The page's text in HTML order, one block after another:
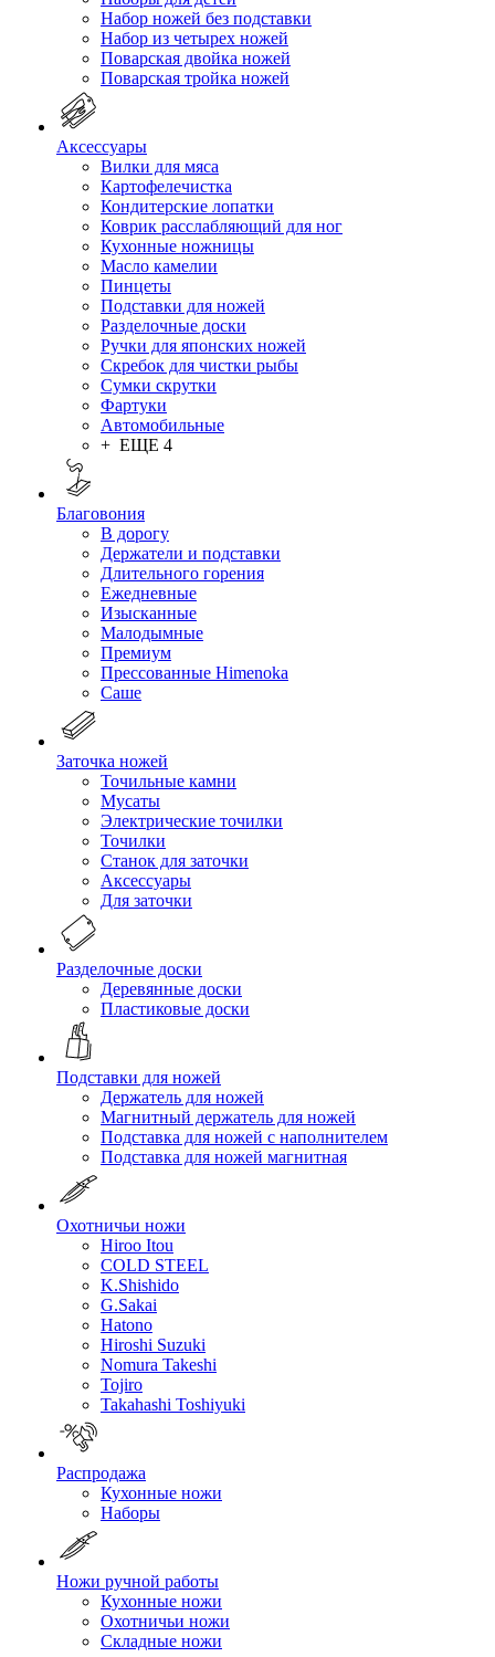
Набор ножей без подставки
Набор из четырех ножей
Поварская двойка ножей
Поварская тройка ножей
Аксессуары
Вилки для мяса
Картофелечистка
Кондитерские лопатки
Коврик расслабляющий для ног
Кухонные ножницы
Масло камелии
Пинцеты
Подставки для ножей
Разделочные доски
Ручки для японских ножей
Скребок для чистки рыбы
Сумки скрутки
Фартуки
Автомобильные
+ ЕЩЕ 4
Благовония
В дорогу
Держатели и подставки
Длительного горения
Ежедневные
Изысканные
Малодымные
Премиум
Прессованные Himenoka
Саше
Заточка ножей
Точильные камни
Мусаты
Электрические точилки
Точилки
Станок для заточки
Аксессуары
Для заточки
Разделочные доски
Деревянные доски
Пластиковые доски
Подставки для ножей
Держатель для ножей
Магнитный держатель для ножей
Подставка для ножей с наполнителем
Подставка для ножей магнитная
Охотничьи ножи
Hiroo Itou
COLD STEEL
K.Shishido
G.Sakai
Hatono
Hiroshi Suzuki
Nomura Takeshi
Tojiro
Takahashi Toshiyuki
Распродажа
Кухонные ножи
Наборы
Ножи ручной работы
Кухонные ножи
Охотничьи ножи
Складные ножи